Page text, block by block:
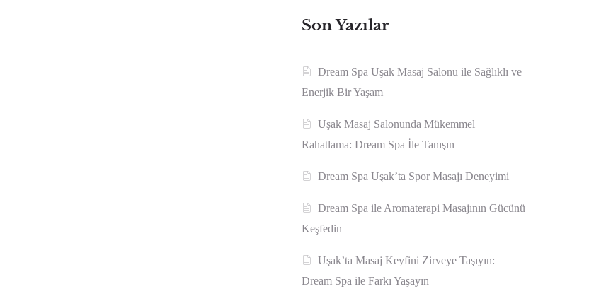
Son Yazılar
Dream Spa Uşak Masaj Salonu ile Sağlıklı ve
Enerjik Bir Yaşam
Uşak Masaj Salonunda Mükemmel
Rahatlama: Dream Spa İle Tanışın
Dream Spa Uşak’ta Spor Masajı Deneyimi
Dream Spa ile Aromaterapi Masajının Gücünü
Keşfedin
Uşak’ta Masaj Keyfini Zirveye Taşıyın:
Dream Spa ile Farkı Yaşayın